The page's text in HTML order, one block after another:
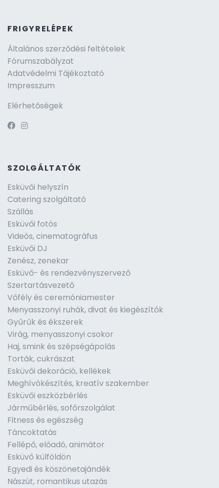
FRIGYRELÉPEK
Általános szerződési feltételek
Fórumszabályzat
Adatvédelmi Tájékoztató
Impresszum
Elérhetőségek
SZOLGÁLTATÓK
Esküvői helyszín
Catering szolgáltató
Szállás
Esküvői fotós
Videós, cinematográfus
Esküvői DJ
Zenész, zenekar
Esküvő- és rendezvényszervező
Szertartásvezető
Vőfély és ceremóniamester
Menyasszonyi ruhák, divat és kiegészítők
Gyűrűk és ékszerek
Virág, menyasszonyi csokor
Haj, smink és szépségápolás
Torták, cukrászat
Esküvői dekoráció, kellékek
Meghívókészítés, kreatív szakember
Esküvői eszközbérlés
Járműbérlés, sofőrszolgálat
Fitness és egészség
Táncoktatás
Fellépő, előadó, animátor
Esküvő külföldön
Egyedi és köszönetajándék
Nászút, romantikus utazás